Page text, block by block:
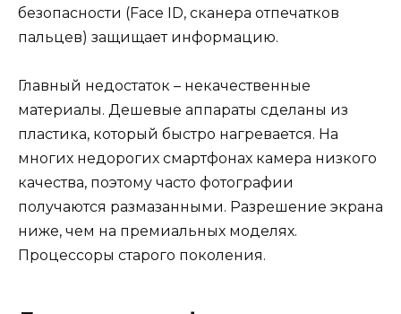
безопасности (Face ID, сканера отпечатков
пальцев) защищает информацию.
Главный недостаток – некачественные
материалы. Дешевые аппараты сделаны из
пластика, который быстро нагревается. На
многих недорогих смартфонах камера низкого
качества, поэтому часто фотографии
получаются размазанными. Разрешение экрана
ниже, чем на премиальных моделях.
Процессоры старого поколения.